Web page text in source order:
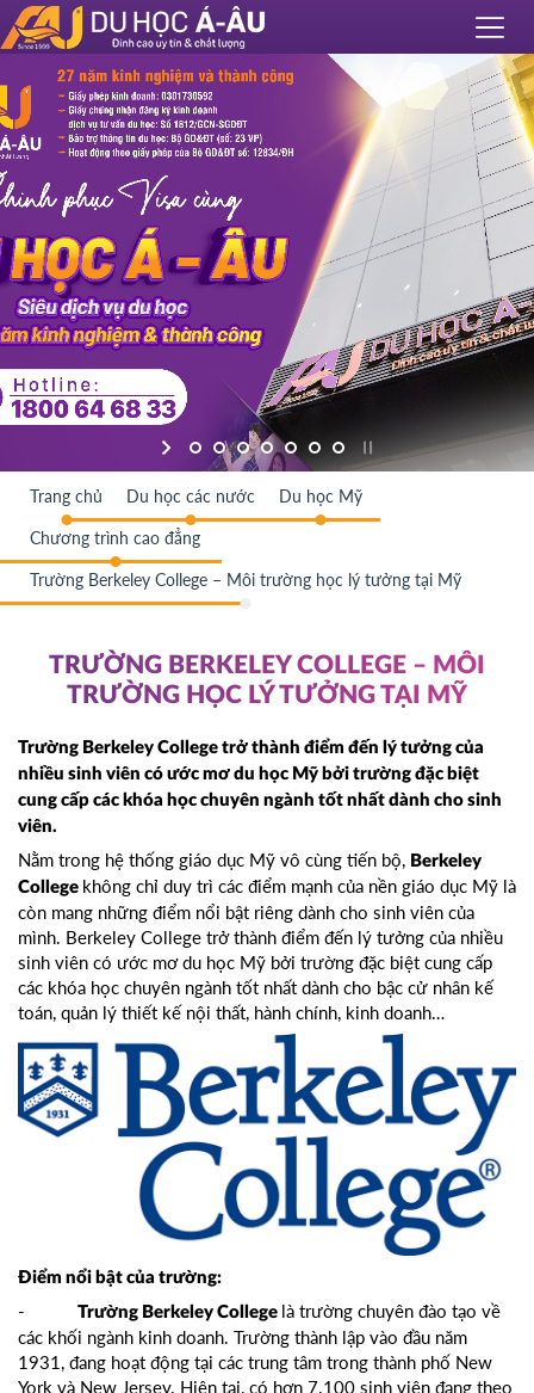
Trang chủ Du học các nước Du học Mỹ
Chương trình cao đẳng
Trường Berkeley College – Môi trường học lý tưởng tại Mỹ
TRƯỜNG BERKELEY COLLEGE – MÔI
TRƯỜNG HỌC LÝ TƯỞNG TẠI MỸ
Trường Berkeley College trở thành điểm đến lý tưởng của
nhiều sinh viên có ước mơ du học Mỹ bởi trường đặc biệt
cung cấp các khóa học chuyên ngành tốt nhất dành cho sinh
viên.
Nằm trong hệ thống giáo dục Mỹ vô cùng tiến bộ, Berkeley
College không chỉ duy trì các điểm mạnh của nền giáo dục Mỹ là
còn mang những điểm nổi bật riêng dành cho sinh viên của
mình. Berkeley College trở thành điểm đến lý tưởng của nhiều
sinh viên có ước mơ du học Mỹ bởi trường đặc biệt cung cấp
các khóa học chuyên ngành tốt nhất dành cho bậc cử nhân kế
toán, quản lý thiết kế nội thất, hành chính, kinh doanh…
Điểm nổi bật của trường:
- Trường Berkeley College là trường chuyên đào tạo về
các khối ngành kinh doanh. Trường thành lập vào đầu năm
1931, đang hoạt động tại các trung tâm trong thành phố New
York và New Jersey. Hiện tại, có hơn 7.100 sinh viên đang theo